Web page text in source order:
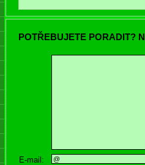
POTŘEBUJETE PORADIT?
E-mail: